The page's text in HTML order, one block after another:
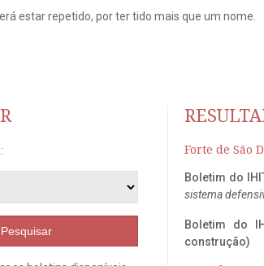
estar repetido, por ter tido mais que um nome.
Pesquisar
Forte de São
Boletim do
sistema
Boletim do
construção)